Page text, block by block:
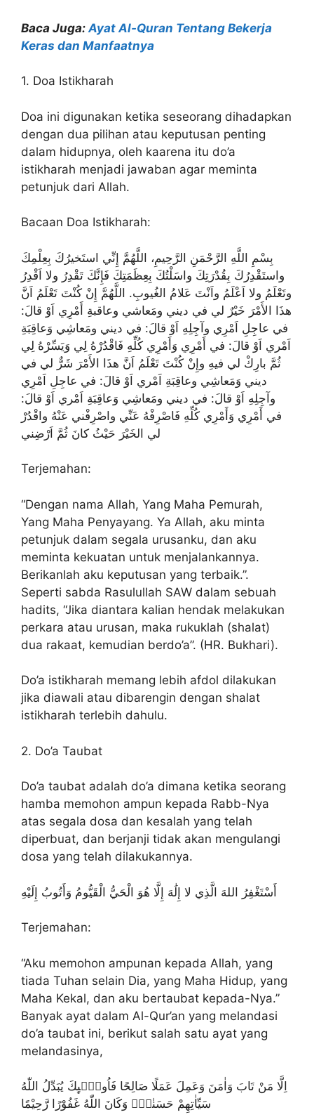
Baca Juga: Ayat Al-Quran Tentang Bekerja
Keras dan Manfaatnya
1. Doa Istikharah
Doa ini digunakan ketika seseorang dihadapkan
dengan dua pilihan atau keputusan penting
dalam hidupnya, oleh kaarena itu do’a
istikharah menjadi jawaban agar meminta
petunjuk dari Allah.
Bacaan Doa Istikharah:
بِسْمِ اللَّهِ الرَّحْمَنِ الرَّحِيمِ، اللَّهُمَّ إِنِّي استَخيرُكَ بِعِلْمِكَ
واستَقْدِرُكَ بِقُدْرَتِكَ واسَلْتُكَ بِعِظَمَتِكَ فَإِنَّكَ تَقْدِرُ ولا اَقْدِرُ
وتَعْلَمُ ولا اَعْلَمُ واَنْتَ عَلامُ الغُيوبِ. اللَّهُمَّ إِنْ كُنْتَ تَعْلَمُ اَنَّ
هذَا الأَمْرَ خَيْرٌ لي في ديني ومَعاشي وعاقبةِ أَمْرِي اَوْ قالَ:
في عاجِلِ اَمْرِي وآجِلِهِ اَوْ قالَ: في ديني ومَعاشِي وَعاقِبَةِ
اَمْري اَوْ قالَ: في أَمْرِي وَأَمْرِي كُلِّهِ فَاقْدُرْهُ لِي وَيَسِّرْهُ لِي
ثُمَّ بارِكْ لي فيهِ وإِنْ كُنْتَ تَعْلَمُ اَنَّ هذَا الأَمْرَ شَرٌّ لي في
ديني وَمَعاشِي وعاقِبَةِ اَمْري اَوْ قالَ: في عاجِلِ اَمْرِي
وآجِلِهِ اَوْ قالَ: في ديني ومَعاشِي وَعاقِبَةِ اَمْري اَوْ قالَ:
في أَمْرِي وَأَمْرِي كُلِّهِ فَاصْرِفْهُ عَنِّي واصْرِفْني عَنْهُ واقْدُرْ
لي الخَيْرَ حَيْثُ كانَ ثُمَّ اَرْضِني
Terjemahan:
“Dengan nama Allah, Yang Maha Pemurah,
Yang Maha Penyayang. Ya Allah, aku minta
petunjuk dalam segala urusanku, dan aku
meminta kekuatan untuk menjalankannya.
Berikanlah aku keputusan yang terbaik.”.
Seperti sabda Rasulullah SAW dalam sebuah
hadits, “Jika diantara kalian hendak melakukan
perkara atau urusan, maka rukuklah (shalat)
dua rakaat, kemudian berdo’a”. (HR. Bukhari).
Do’a istikharah memang lebih afdol dilakukan
jika diawali atau dibarengin dengan shalat
istikharah terlebih dahulu.
2. Do’a Taubat
Do’a taubat adalah do’a dimana ketika seorang
hamba memohon ampun kepada Rabb-Nya
atas segala dosa dan kesalah yang telah
diperbuat, dan berjanji tidak akan mengulangi
dosa yang telah dilakukannya.
أَسْتَغْفِرُ اللهَ الَّذِي لا إِلَٰهَ إِلَّا هُوَ الْحَيُّ الْقَيُّومُ وَأَتُوبُ إِلَيْهِ
Terjemahan:
“Aku memohon ampunan kepada Allah, yang
tiada Tuhan selain Dia, yang Maha Hidup, yang
Maha Kekal, dan aku bertaubat kepada-Nya.”
Banyak ayat dalam Al-Qur’an yang melandasi
do’a taubat ini, berikut salah satu ayat yang
melandasinya,
اِلَّا مَنْ تَابَ وَاٰمَنَ وَعَمِلَ عَمَلًا صَالِحًا فَاُولٰۤىِٕكَ يُبَدِّلُ اللّٰهُ
سَيِّاٰتِهِمْ حَسَنٰتٍۗ وَكَانَ اللّٰهُ غَفُوْرًا رَّحِيْمًا